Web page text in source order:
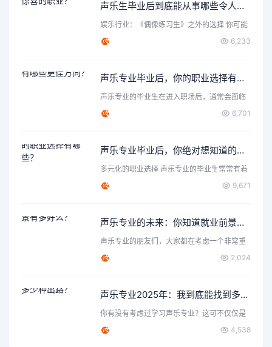
声乐生毕业后到底能从事哪些令人惊喜的职业？
娱乐行业：《偶像练习生》之外的选择 你可能
首先想到了成为歌手…
6,233
声乐专业毕业后，你的职业选择有哪些更佳方向？
声乐专业的毕业生在进入职场后，通常会面临
各种各样的选择和机遇…
6,701
声乐专业毕业后，你绝对想知道的职业选择有哪些？
多元化的职业选择 声乐专业的毕业生常常有着
丰富的表达力和创造…
9,671
声乐专业的未来：你知道就业前景有多好么？
声乐专业的朋友们，大家都在考虑一个非常重
要的问题，那就是声乐…
2,024
声乐专业2025年：我到底能找到多少种出路？
你有没有考虑过学习声乐专业？这可不仅仅是
唱歌那么简单，背后隐…
4,538